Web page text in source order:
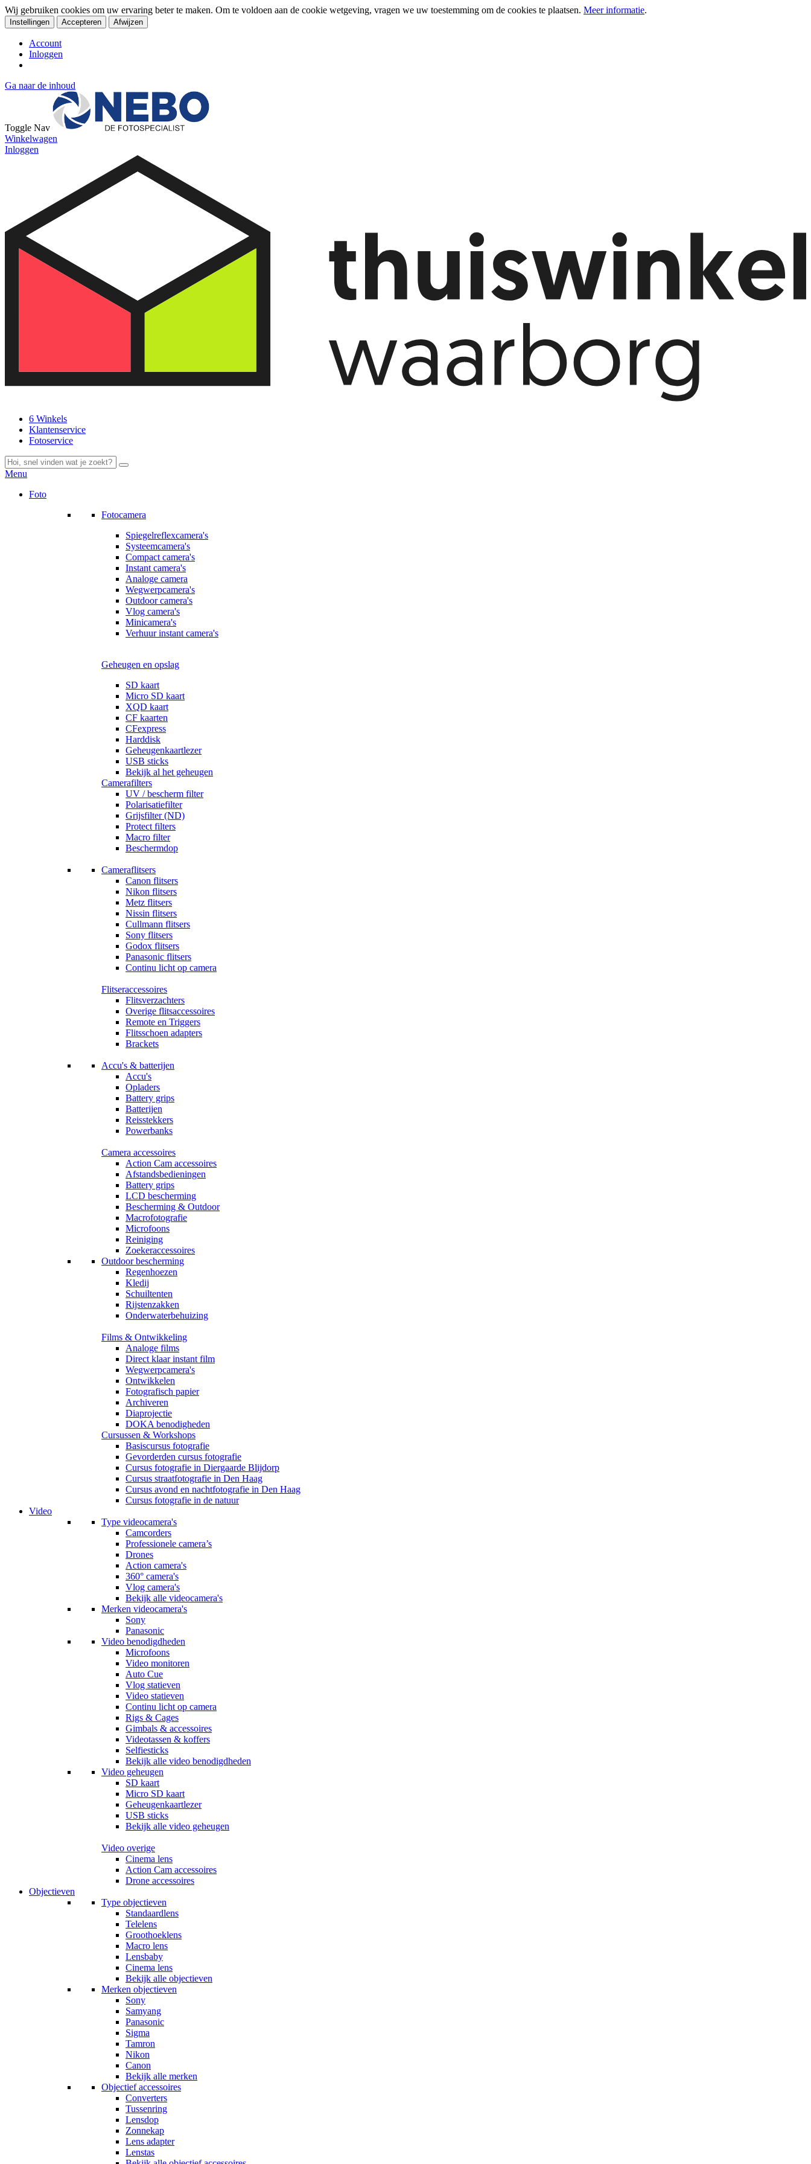
Wij gebruiken cookies om uw ervaring beter te maken. Om te voldoen aan de cookie wetgeving, vragen we uw toestemming om de cookies te plaatsen. Meer informatie.
Instellingen Accepteren Afwijzen
Account
Inloggen
Ga naar de inhoud
Toggle Nav
Winkelwagen
Inloggen
6 Winkels
Klantenservice
Fotoservice
Menu
Foto
Fotocamera
Spiegelreflexcamera's
Systeemcamera's
Compact camera's
Instant camera's
Analoge camera
Wegwerpcamera's
Outdoor camera's
Vlog camera's
Minicamera's
Verhuur instant camera's
Geheugen en opslag
SD kaart
Micro SD kaart
XQD kaart
CF kaarten
CFexpress
Harddisk
Geheugenkaartlezer
USB sticks
Bekijk al het geheugen
Camerafilters
UV / bescherm filter
Polarisatiefilter
Grijsfilter (ND)
Protect filters
Macro filter
Beschermdop
Cameraflitsers
Canon flitsers
Nikon flitsers
Metz flitsers
Nissin flitsers
Cullmann flitsers
Sony flitsers
Godox flitsers
Panasonic flitsers
Continu licht op camera
Flitseraccessoires
Flitsverzachters
Overige flitsaccessoires
Remote en Triggers
Flitsschoen adapters
Brackets
Accu's & batterijen
Accu's
Opladers
Battery grips
Batterijen
Reisstekkers
Powerbanks
Camera accessoires
Action Cam accessoires
Afstandsbedieningen
Battery grips
LCD bescherming
Bescherming & Outdoor
Macrofotografie
Microfoons
Reiniging
Zoekeraccessoires
Outdoor bescherming
Regenhoezen
Kledij
Schuiltenten
Rijstenzakken
Onderwaterbehuizing
Films & Ontwikkeling
Analoge films
Direct klaar instant film
Wegwerpcamera's
Ontwikkelen
Fotografisch papier
Archiveren
Diaprojectie
DOKA benodigheden
Cursussen & Workshops
Basiscursus fotografie
Gevorderden cursus fotografie
Cursus fotografie in Diergaarde Blijdorp
Cursus straatfotografie in Den Haag
Cursus avond en nachtfotografie in Den Haag
Cursus fotografie in de natuur
Video
Type videocamera's
Camcorders
Professionele camera’s
Drones
Action camera's
360° camera's
Vlog camera's
Bekijk alle videocamera's
Merken videocamera's
Sony
Panasonic
Video benodigdheden
Microfoons
Video monitoren
Auto Cue
Vlog statieven
Video statieven
Continu licht op camera
Rigs & Cages
Gimbals & accessoires
Videotassen & koffers
Selfiesticks
Bekijk alle video benodigdheden
Video geheugen
SD kaart
Micro SD kaart
Geheugenkaartlezer
USB sticks
Bekijk alle video geheugen
Video overige
Cinema lens
Action Cam accessoires
Drone accessoires
Objectieven
Type objectieven
Standaardlens
Telelens
Groothoeklens
Macro lens
Lensbaby
Cinema lens
Bekijk alle objectieven
Merken objectieven
Sony
Samyang
Panasonic
Sigma
Tamron
Nikon
Canon
Bekijk alle merken
Objectief accessoires
Converters
Tussenring
Lensdop
Zonnekap
Lens adapter
Lenstas